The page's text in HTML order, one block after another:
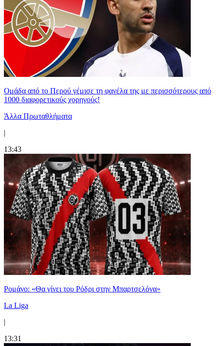
Ομάδα από το Περού γέμισε τη φανέλα της με περισσότερους από
1000 διαφορετικούς χορηγούς!
Άλλα Πρωταθλήματα
|
13:43
Ρομάνο: «Θα γίνει του Ρόδρι στην Μπαρτσελόνα»
La Liga
|
13:31